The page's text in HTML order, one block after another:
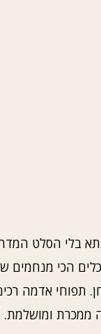
בלי הסלט
הכי מנחמים
תפוחי אדמה
ממכרת ומושלמת.